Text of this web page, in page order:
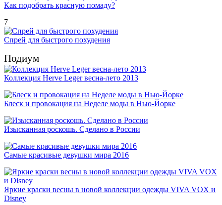
Как подобрать красную помаду?
7
Спрей для быстрого похудения
Подиум
Коллекция Herve Leger весна-лето 2013
Блеск и провокация на Неделе моды в Нью-Йорке
Изысканная роскошь. Сделано в России
Самые красивые девушки мира 2016
Яркие краски весны в новой коллекции одежды VIVA VOX и
Disney